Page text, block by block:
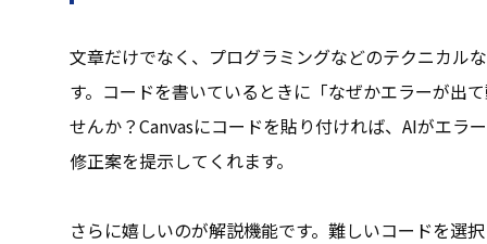
文章だけでなく、プログラミングなどのテクニカル
す。コードを書いているときに「なぜかエラーが出
せんか？Canvasにコードを貼り付ければ、AIがエラ
修正案を提示してくれます。
さらに嬉しいのが解説機能です。難しいコードを選